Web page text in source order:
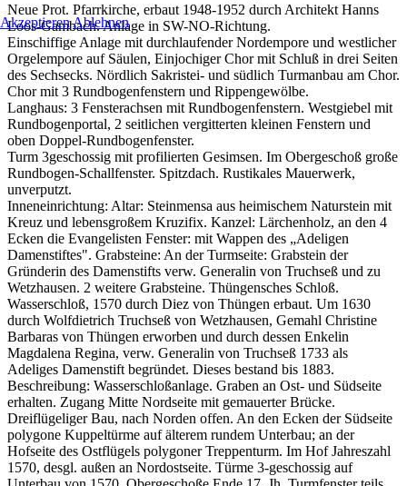
Neue Prot. Pfarrkirche, erbaut 1948-1952 durch Architekt Hanns
Loos-Gambach. Anlage in SW-NO-Richtung.
Einschiffige Anlage mit durchlaufender Nordempore und westlicher
Orgelempore auf Säulen, Einjochiger Chor mit Schluß in drei Seiten
des Sechsecks. Nördlich Sakristei- und südlich Turmanbau am Chor.
Chor mit 3 Rundbogenfenstern und Rippengewölbe.
Langhaus: 3 Fensterachsen mit Rundbogenfenstern. Westgiebel mit
Rundbogenportal, 2 seitlichen vergitterten kleinen Fenstern und
oben Doppel-Rundbogenfenster.
Turm 3geschossig mit profilierten Gesimsen. Im Obergeschoß große
Rundbogen-Schallfenster. Spitzdach. Rustikales Mauerwerk,
unverputzt.
Inneneinrichtung: Altar: Steinmensa aus heimischem Naturstein mit
Kreuz und lebensgroßem Kruzifix. Kanzel: Lärchenholz, an den 4
Ecken die Evangelisten Fenster: mit Wappen des „Adeligen
Damenstiftes". Grabsteine: An der Turmseite: Grabstein der
Gründerin des Damenstifts verw. Generalin von Truchseß und zu
Wetzhausen. 2 weitere Grabsteine. Thüngensches Schloß.
Wasserschloß, 1570 durch Diez von Thüngen erbaut. Um 1630
durch Wolfdietrich Truchseß von Wetzhausen, Gemahl Christine
Barbaras von Thüngen erworben und durch dessen Enkelin
Magdalena Regina, verw. Generalin von Truchseß 1733 als
Adeliges Damenstift begründet. Dieses bestand bis 1883.
Beschreibung: Wasserschloßanlage. Graben an Ost- und Südseite
erhalten. Zugang Mitte Nordseite mit gemauerter Brücke.
Dreiflügeliger Bau, nach Norden offen. An den Ecken der Südseite
polygone Kuppeltürme auf älterem rundem Unterbau; an der
Hofseite des Ostflügels polygoner Treppenturm. Im Hof Jahreszahl
1570, desgl. außen an Nordostseite. Türme 3-geschossig auf
AkzeptierenAblehnen